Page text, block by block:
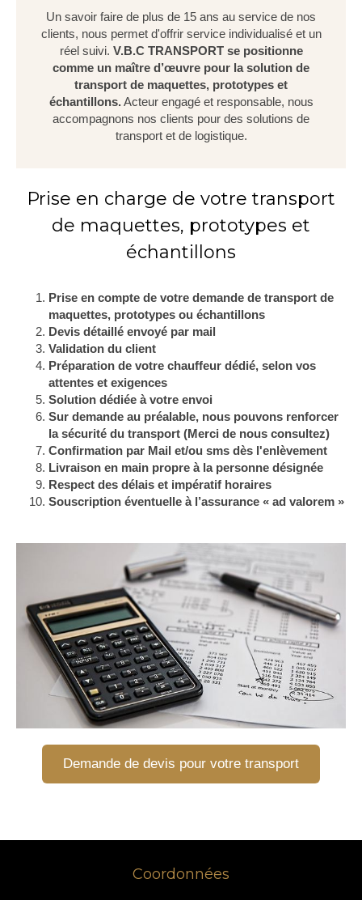
Un savoir faire de plus de 15 ans au service de nos
clients, nous permet d'offrir service individualisé et un
réel suivi. V.B.C TRANSPORT se positionne
comme un maître d’œuvre pour la solution de
transport de maquettes, prototypes et
échantillons.Acteur engagé et responsable, nous
accompagnons nos clients pour des solutions de
transport et de logistique.
Prise en charge de votre transport
de maquettes, prototypes et
échantillons
Prise en compte de votre demande de transport de
maquettes, prototypes ou échantillons
Devis détaillé envoyé par mail
Validation du client
Préparation de votre chauffeur dédié, selon vos
attentes et exigences
Solution dédiée à votre envoi
Sur demande au préalable, nous pouvons renforcer
la sécurité du transport (Merci de nous consultez)
Confirmation par Mail et/ou sms dès l'enlèvement
Livraison en main propre à la personne désignée
Respect des délais et impératif horaires
Souscription éventuelle à l’assurance « ad valorem »
Demande de devis pour votre transport
Coordonnées